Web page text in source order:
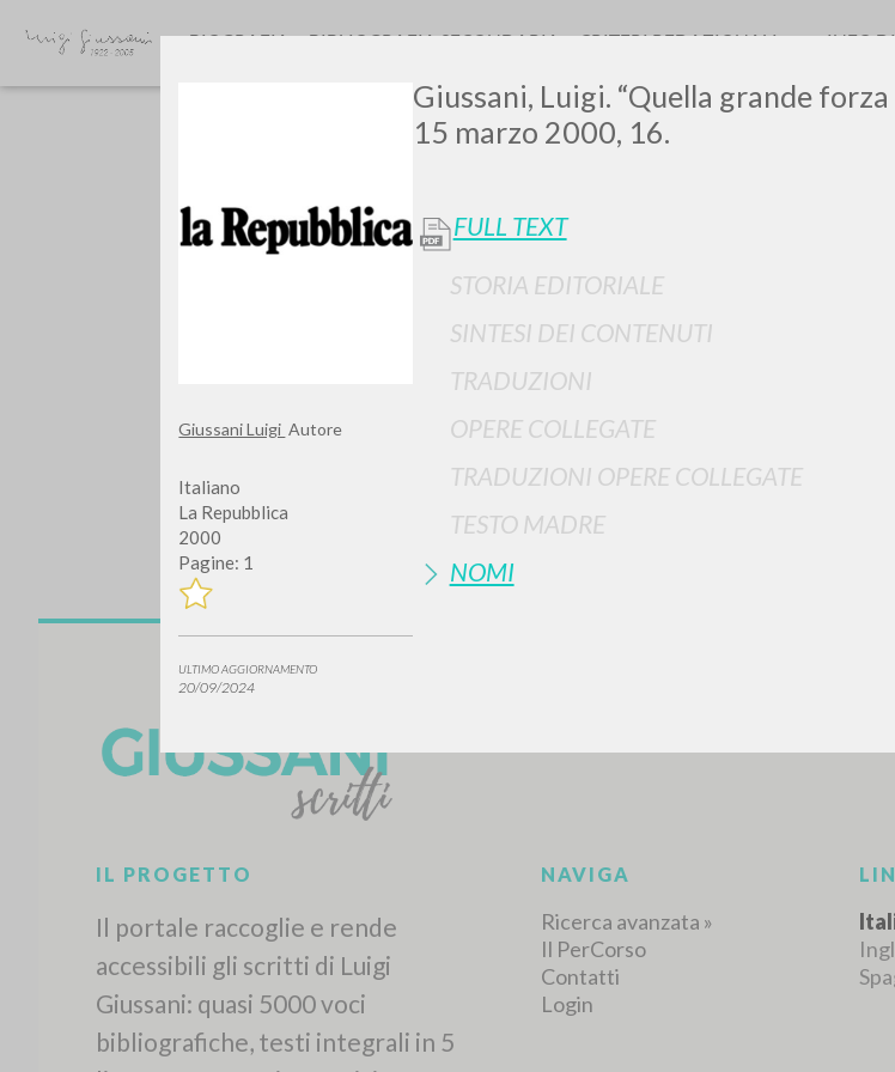
Giussani Luigi Autore
Italiano
La Repubblica
2000
Pagine: 1
ULTIMO AGGIORNAMENTO
20/09/2024
Giussani, Luigi. “Quella grande
15 marzo 2000, 16.
FULL TEXT
STORIA EDITORIALE
SINTESI DEI CONTENUTI
TRADUZIONI
OPERE COLLEGATE
TRADUZIONI OPERE COLLEGATE
TESTO MADRE
NOMI
BIOGRAFIA BIBLIOGRAFIA SECONDARIA CRITERI REDAZIONALI INFO
TIPOLOGIA OPERA LINGUA
IL PROGETTO
Il portale raccoglie e rende
accessibili gli scritti di Luigi
Giussani: quasi 5000 voci
bibliografiche, testi integrali in 5
NAVIGA
Ricerca avanzata »
Il PerCorso
Contatti
Login